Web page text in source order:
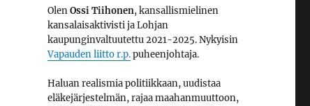
OlenOssi Tiihonen, kansallismielinen
kansalaisaktivisti ja Lohjan
kaupunginvaltuutettu 2021-2025. Nykyisin
Vapauden liitto r.p.puheenjohtaja.
Haluan realismia politiikkaan, uudistaa
eläkejärjestelmän, rajaa maahanmuuttoon,